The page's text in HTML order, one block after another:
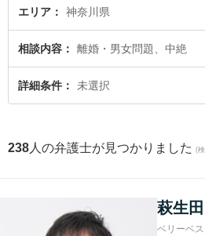
絞り込み検索もでき便利です。特にベリーベ
ています。『神奈川県で土日や夜間に発生し
ぐに弁護士に相談したい』『中絶トラブルの
弁護士を検索したい』『初回相談無料で中絶
エリア 神奈川県
相談内容 離婚・男女問題、中絶
詳細条件 未選択
238 人の弁護士が見つかりました (
萩生
ベリーベ